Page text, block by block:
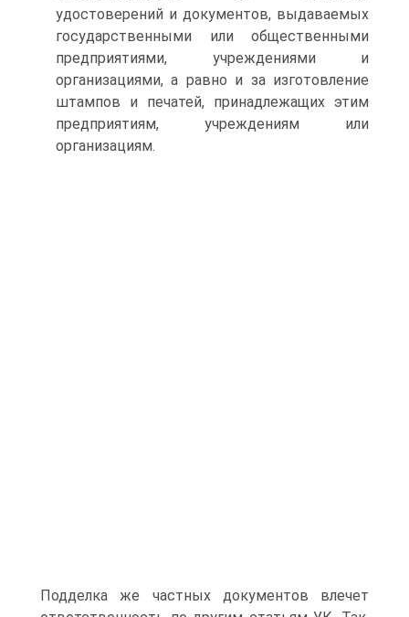
удостоверений и документов, выдаваемых
государственными или общественными
предприятиями, учреждениями и
организациями, а равно и за изготовление
штампов и печатей, принадлежащих этим
предприятиям, учреждениям или
организациям.
Подделка же частных документов влечет